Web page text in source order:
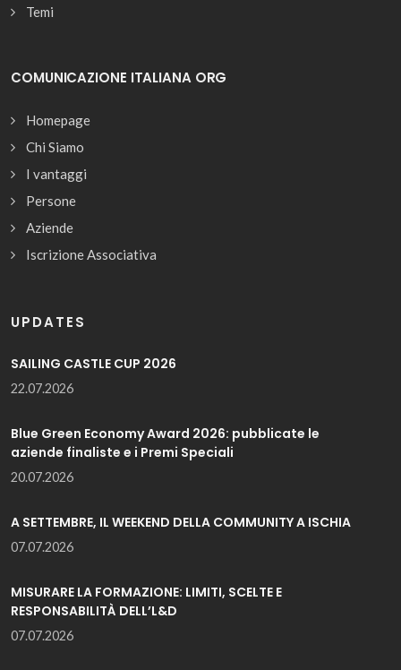
Temi
COMUNICAZIONE ITALIANA ORG
Homepage
Chi Siamo
I vantaggi
Persone
Aziende
Iscrizione Associativa
UPDATES
SAILING CASTLE CUP 2026
22.07.2026
Blue Green Economy Award 2026: pubblicate le
aziende finaliste e i Premi Speciali
20.07.2026
A SETTEMBRE, IL WEEKEND DELLA COMMUNITY A ISCHIA
07.07.2026
MISURARE LA FORMAZIONE: LIMITI, SCELTE E
RESPONSABILITÀ DELL’L&D
07.07.2026